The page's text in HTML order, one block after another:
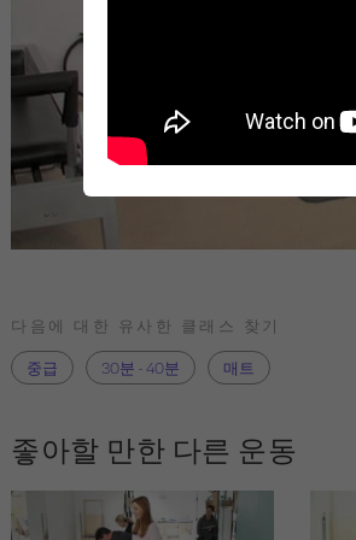
다음에 대한 유사한 클래스 찾기
중급
30분 - 40분 매트
좋아할 만한 다른 운동